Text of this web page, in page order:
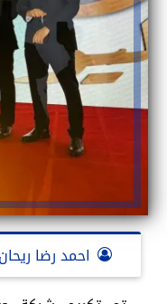
احمد رضا ريحان